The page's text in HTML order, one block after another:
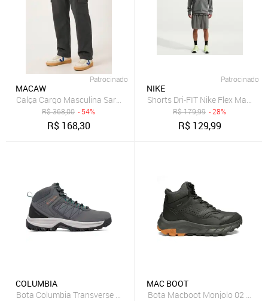
Patrocinado
MACAW
Calça Cargo Masculina Sarja 100% Algodão 6 Bolsos Casual
R$368,00 - 54%
R$ 168,30
Patrocinado
NIKE
Shorts Dri-FIT Nike Flex
R$179,99 - 28%
R$ 129,99
COLUMBIA
Bota Columbia Transverse Hike Waterproof Cinza Masculino
MAC BOOT
Bota Macboot Monjolo 02